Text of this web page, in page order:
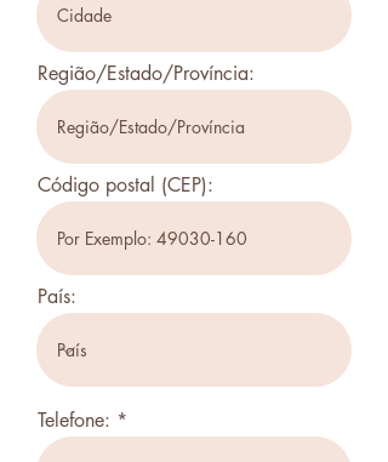
Região/Estado/Província:
Código postal (CEP):
País:
Telefone: